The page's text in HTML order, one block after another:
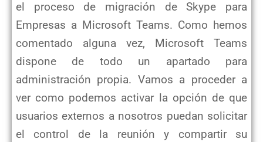
el proceso de migración de Skype para
Empresas a Microsoft Teams. Como hemos
comentado alguna vez, Microsoft Teams
dispone de todo un apartado para
administración propia. Vamos a proceder a
ver como podemos activar la opción de que
usuarios externos a nosotros puedan solicitar
el control de la reunión y compartir su